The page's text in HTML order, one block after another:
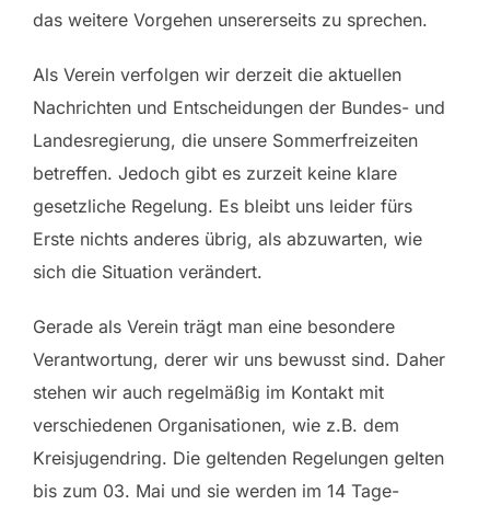
das weitere Vorgehen unsererseits zu sprechen.
Als Verein verfolgen wir derzeit die aktuellen
Nachrichten und Entscheidungen der Bundes- und
Landesregierung, die unsere Sommerfreizeiten
betreffen. Jedoch gibt es zurzeit keine klare
gesetzliche Regelung. Es bleibt uns leider fürs
Erste nichts anderes übrig, als abzuwarten, wie
sich die Situation verändert.
Gerade als Verein trägt man eine besondere
Verantwortung, derer wir uns bewusst sind. Daher
stehen wir auch regelmäßig im Kontakt mit
verschiedenen Organisationen, wie z.B. dem
Kreisjugendring. Die geltenden Regelungen gelten
bis zum 03. Mai und sie werden im 14 Tage-